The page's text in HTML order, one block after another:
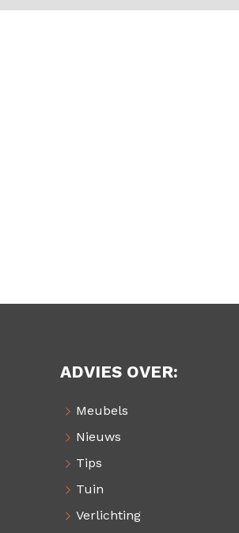
ADVIES OVER:
Meubels
Nieuws
Tips
Tuin
Verlichting